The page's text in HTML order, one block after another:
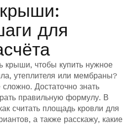
для
крыши, чтобы купить нужное
утеплителя или мембраны?
Достаточно знать
правильную формулу. В
считать площадь кровли для
а также расскажу, какие